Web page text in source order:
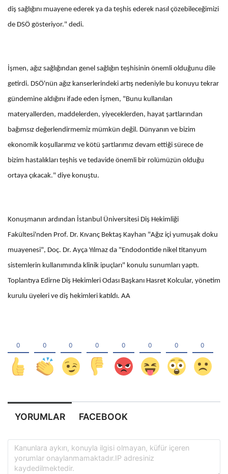
diş sağlığını muayene ederek ya da teşhis ederek nasıl çözebileceğimizi
de DSÖ gösteriyor." dedi.
İşmen, ağız sağlığından genel sağlığın teşhisinin önemli olduğunu dile
getirdi. DSÖ'nün ağız kanserlerindeki artış nedeniyle bu konuyu tekrar
gündemine aldığını ifade eden İşmen, "Bunu kullanılan
materyallerden, maddelerden, yiyeceklerden, hayat şartlarından
bağımsız değerlendirmemiz mümkün değil. Dünyanın ve bizim
ekonomik koşullarımız ve kötü şartlarımız devam ettiği sürece de
bizim hastalıkları teşhis ve tedavide önemli bir rolümüzün olduğu
ortaya çıkacak." diye konuştu.
Konuşmanın ardından İstanbul Üniversitesi Diş Hekimliği
Fakültesi'nden Prof. Dr. Kıvanç Bektaş Kayhan "Ağız içi yumuşak doku
muayenesi", Doç. Dr. Ayça Yılmaz da "Endodontide nikel titanyum
sistemlerin kullanımında klinik ipuçları" konulu sunumları yaptı.
Toplantıya Edirne Diş Hekimleri Odası Başkanı Hasret Kolcular, yönetim
kurulu üyeleri ve diş hekimleri katıldı. AA
YORUMLAR FACEBOOK